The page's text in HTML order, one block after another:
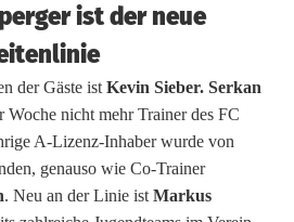
ist der neue
der Gäste ist Kevin Sieber. Serkan
Woche nicht mehr Trainer des FC
A-Lizenz-Inhaber wurde von
genauso wie Co-Trainer
. Neu an der Linie ist Markus